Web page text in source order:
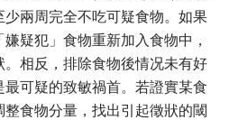
兩周完全不吃可疑食物。如果
疑犯」食物重新加入食物中，
。相反，排除食物後情况未有好
可疑的致敏禍首。若證實某食
食物分量，找出引起徵狀的閾